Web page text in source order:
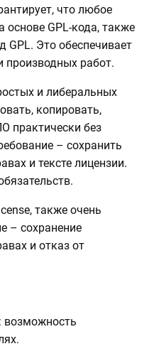
что любое
основе GPL-кода, также
GPL. Это обеспечивает
производных работ.
и либеральных
копировать,
практически без
– сохранить
и тексте лицензии.
также очень
– сохранение
и отказ от